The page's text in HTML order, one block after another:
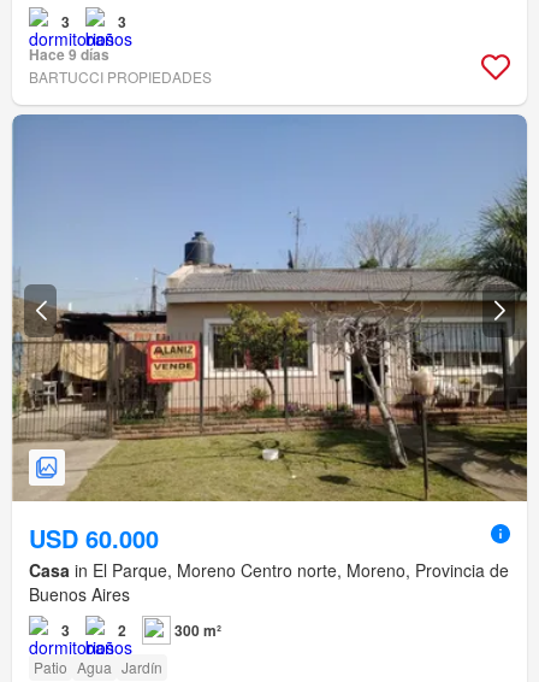
3
3
Hace 9 días
BARTUCCI PROPIEDADES
USD 60.000
Casa in El Parque, Moreno Centro norte, Moreno, Provincia de
Buenos Aires
3 2 300 m²
Patio Agua Jardín